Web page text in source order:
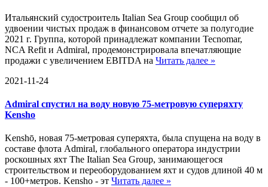
Итальянский судостроитель Italian Sea Group сообщил об
удвоении чистых продаж в финансовом отчете за полугодие
2021 г. Группа, которой принадлежат компании Tecnomar,
NCA Refit и Admiral, продемонстрировала впечатляющие
продажи с увеличением EBITDA на Читать далее »
2021-11-24
Admiral спустил на воду новую 75-метровую суперяхту
Kensho
Kenshō, новая 75-метровая суперяхта, была спущена на воду в
составе флота Admiral, глобального оператора индустрии
роскошных яхт The Italian Sea Group, занимающегося
строительством и переоборудованием яхт и судов длиной 40 м
- 100+метров. Kensho - эт Читать далее »